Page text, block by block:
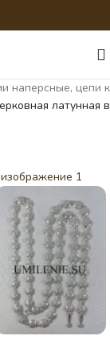
наперсные, цепи к
латунная в